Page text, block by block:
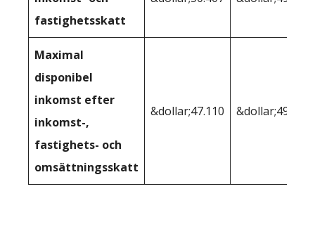
fastighetsskatt
Maximal
disponibel
inkomst efter
inkomst-,
fastighets- och
omsättningsskatt
&dollar;47.110 &dollar;49.511